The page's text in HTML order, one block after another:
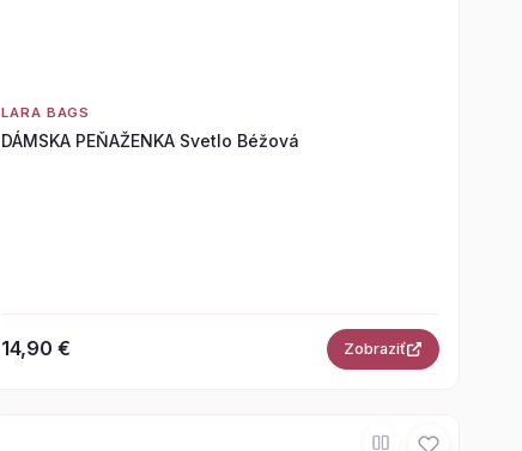
LARA BAGS
DÁMSKA PEŇAŽENKA Svetlo Béžová
14,90 € Zobraziť